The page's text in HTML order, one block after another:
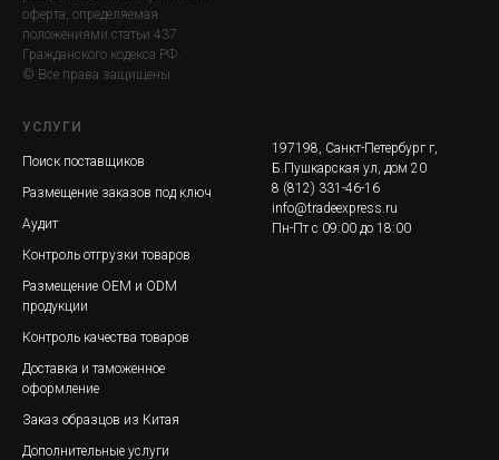
оферта, определяемая
положениями статьи 437
Гражданского кодекса РФ.
© Все права защищены.
УСЛУГИ
Поиск поставщиков
Размещение заказов под ключ
Аудит
Контроль отгрузки товаров
Размещение ОЕМ и ОDM
продукции
Контроль качества товаров
Доставка и таможенное
оформление
Заказ образцов из Китая
Дополнительные услуги
197198, Санкт-Петербург г,
Б.Пушкарская ул, дом 20
8 (812) 331-46-16
info@tradeexpress.ru
Пн-Пт с 09:00 до 18:00